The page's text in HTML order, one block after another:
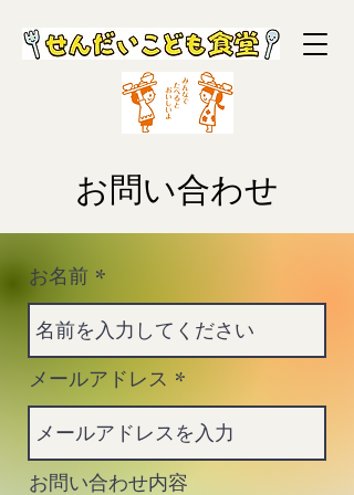
お問い合わせ
お名前
メールアドレス
お問い合わせ内容